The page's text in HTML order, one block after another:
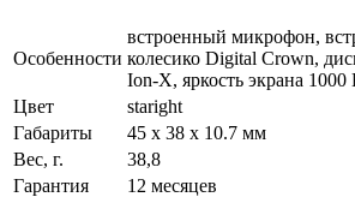
Особенности
встроенный микрофон,
колесико Digital Crown,
Ion‑X, яркость экрана 1000
Цвет
staright
Габариты
45 x 38 x 10.7 мм
Вес, г.
38,8
Гарантия
12 месяцев